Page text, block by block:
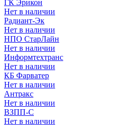
ГК Эрикон
Нет в наличии
Радиант-Эк
Нет в наличии
НПО СтарЛайн
Нет в наличии
Информтехтранс
Нет в наличии
КБ Фарватер
Нет в наличии
Антракс
Нет в наличии
ВЗПП-С
Нет в наличии